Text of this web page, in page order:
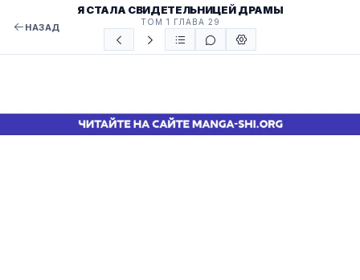
НАЗАД
Я СТАЛА СВИДЕТЕЛЬНИЦЕЙ ДРАМЫ
ТОМ 1 ГЛАВА 29